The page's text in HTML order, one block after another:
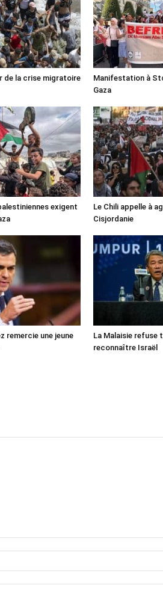
de la crise migratoire
Manifestation à
Gaza
exigent
Le Chili appelle à
Cisjordanie
remercie une jeune
La Malaisie refuse
reconnaître Israël